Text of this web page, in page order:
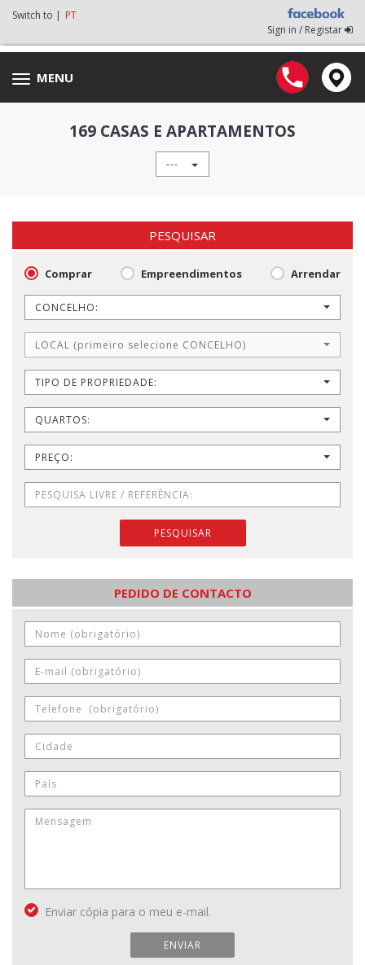
Switch to | PT
Sign in / Registar
Toggle
navigation
MENU
169 CASAS E APARTAMENTOS
---
PESQUISAR
Comprar Empreendimentos Arrendar
CONCELHO:
LOCAL (primeiro selecione CONCELHO)
TIPO DE PROPRIEDADE:
QUARTOS:
PREÇO:
PESQUISAR
PEDIDO DE CONTACTO
Enviar cópia para o meu e-mail.
ENVIAR